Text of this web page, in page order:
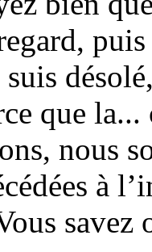
que la...
nous
à
savez